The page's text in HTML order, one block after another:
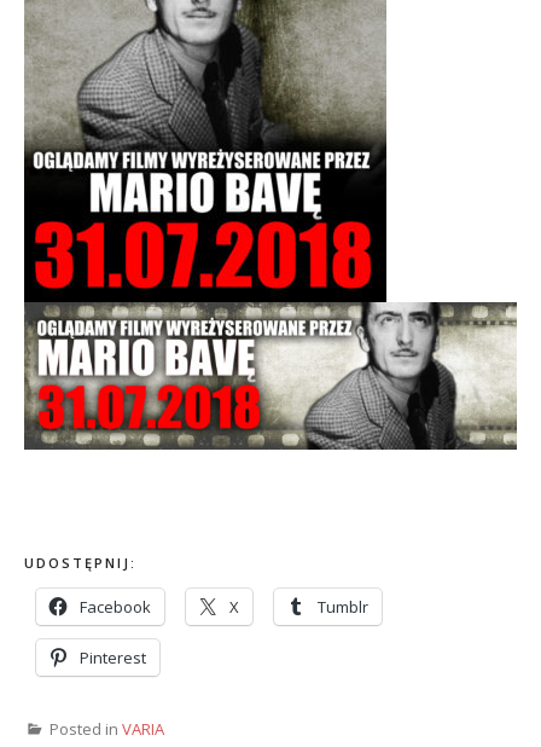
UDOSTĘPNIJ:
Facebook X Tumblr
Pinterest
Posted in VARIA